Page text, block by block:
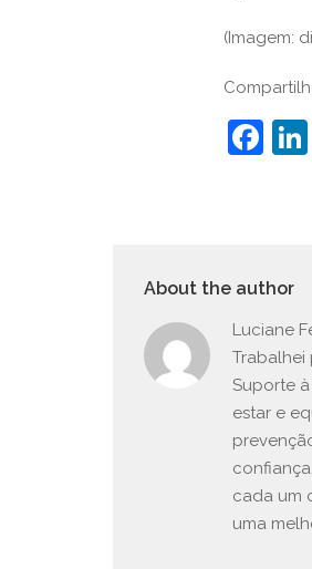
(Imagem:
About the author
Luciane
Trabalhei
Suporte
estar e
cada um
uma